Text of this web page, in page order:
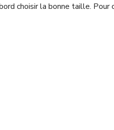
choisir la bonne taille. Pour